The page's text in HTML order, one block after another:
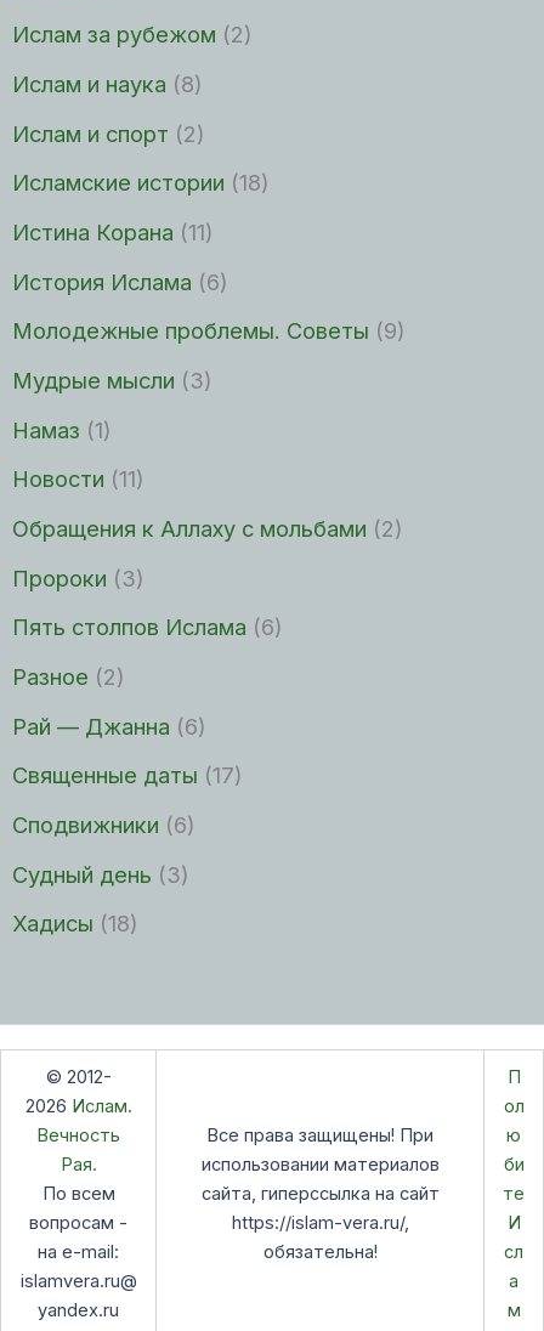
Ислам за рубежом (2)
Ислам и наука (8)
Ислам и спорт (2)
Исламские истории (18)
Истина Корана (11)
История Ислама (6)
Молодежные проблемы. Советы (9)
Мудрые мысли (3)
Намаз (1)
Новости (11)
Обращения к Аллаху с мольбами (2)
Пророки (3)
Пять столпов Ислама (6)
Разное (2)
Рай — Джанна (6)
Священные даты (17)
Сподвижники (6)
Судный день (3)
Хадисы (18)
© 2012-
2026 Ислам.
Вечность
Рая.
По всем
вопросам -
на e-mail:
islamvera.ru@
yandex.ru
Все права защищены! При
использовании материалов
сайта, гиперссылка на сайт
https://islam-vera.ru/,
обязательна!
П
ол
ю
би
те
И
сл
а
м